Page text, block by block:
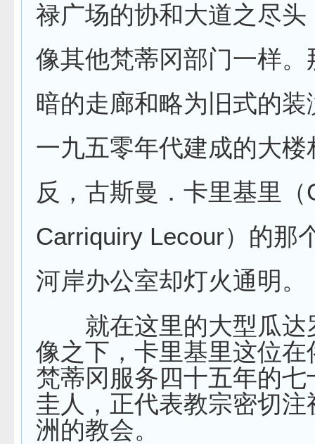
禄广场的协和大道之尽头
像其他梵蒂冈部门一样。
暗的走廊和略为旧式的装
一九五零年代建成的大楼
反，古斯曼．卡里基里（
Carriquiry Lecour）的那
河岸办公室却灯火通明。
就在这里的大型瓜达
像之下，卡里基里这位在
梵蒂冈服务四十五年的七
圭人，正代表教宗密切注
洲的教会。